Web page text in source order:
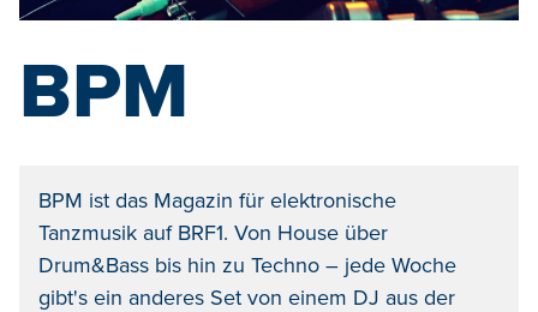
BPM
BPM ist das Magazin für elektronische
Tanzmusik auf BRF1. Von House über
Drum&Bass bis hin zu Techno – jede Woche
gibt's ein anderes Set von einem DJ aus der